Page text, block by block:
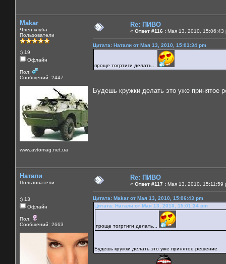
Makar
Член клуба
Пользователи
:) 19
Офлайн
Пол:
Сообщений: 2447
www.avtomag.net.ua
Re: ПИВО
« Ответ #116 : Мая 13, 2010, 15:06:43
Цитата: Натали от Мая 13, 2010, 15:01:34 pm
проще тогртиги делать...
Будешь кружки делать это уже принятое
Натали
Пользователи
:) 13
Офлайн
Пол:
Сообщений: 2663
Re: ПИВО
« Ответ #117 : Мая 13, 2010, 15:11:59
Цитата: Makar от Мая 13, 2010, 15:06:43 pm
Цитата: Натали от Мая 13, 2010, 15:01:34 pm
проще тогртиги делать...
Будешь кружки делать это уже принятое решение